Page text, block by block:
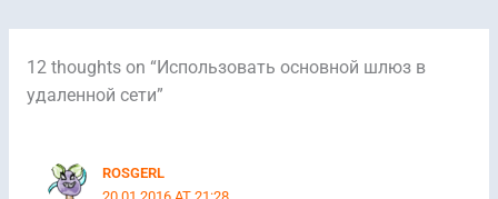
12 thoughts on “Использовать основной шлюз в
удаленной сети”
ROSGERL